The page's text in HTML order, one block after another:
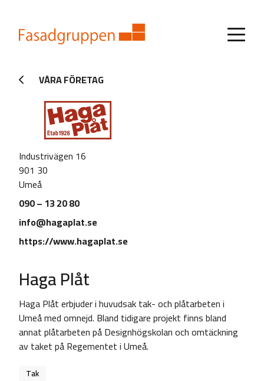
VÅRA FÖRETAG
Haga Plåt
Haga Plåt erbjuder i huvudsak tak- och plåtarbeten i
Umeå med omnejd. Bland tidigare projekt finns bland
annat plåtarbeten på Designhögskolan och omtäckning
av taket på Regementet i Umeå.
Tak
Industrivägen 16
901 30
Umeå
090 – 13 20 80
info@hagaplat.se
https://www.hagaplat.se